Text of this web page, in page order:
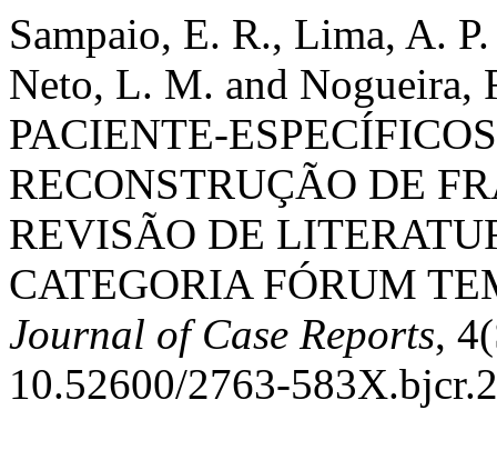
Sampaio, E. R., Lima, A.
Neto, L. M. and
PACIENTE-
RECONSTRUÇÃO DE
REVISÃO DE
CATEGORIA FÓRUM
Journal of Case Reports,
10.52600/2763-